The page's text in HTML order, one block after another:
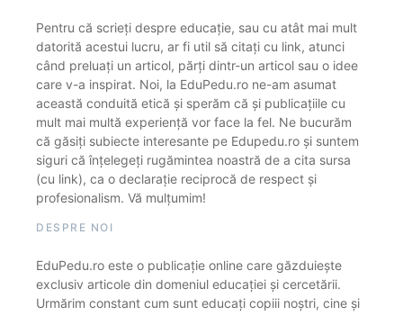
Pentru că scrieți despre educație, sau cu atât mai mult
datorită acestui lucru, ar fi util să citați cu link, atunci
când preluați un articol, părți dintr-un articol sau o idee
care v-a inspirat. Noi, la EduPedu.ro ne-am asumat
această conduită etică și sperăm că și publicațiile cu
mult mai multă experiență vor face la fel. Ne bucurăm
că găsiți subiecte interesante pe Edupedu.ro și suntem
siguri că înțelegeți rugămintea noastră de a cita sursa
(cu link), ca o declarație reciprocă de respect și
profesionalism. Vă mulțumim!
DESPRE NOI
EduPedu.ro este o publicație online care găzduiește
exclusiv articole din domeniul educației și cercetării.
Urmărim constant cum sunt educați copiii noștri, cine și